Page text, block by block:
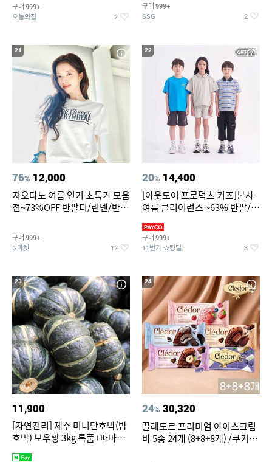
구매 999+
오늘의집 2
구매 999+
SSG 2
21
76% 12,000
지오다노 여름 인기 초특가 모음
전~73%OFF 반팔티/린넨/반바
구매 999+
G마켓 12
22
20% 14,400
[아웃도어 프로덕츠 키즈]본사
여름 클리어런스 ~63% 반팔/반
구매 999+
11번가 쇼킹딜 3
23
11,900
[자연진리] 제주 미니단호박(밤
호박) 보우짱 3kg 특품+파마산
24
24% 30,320
끌레도르 프리미엄 아이스크림
바 5종 24개 (8+8+8개) /쿠키앤